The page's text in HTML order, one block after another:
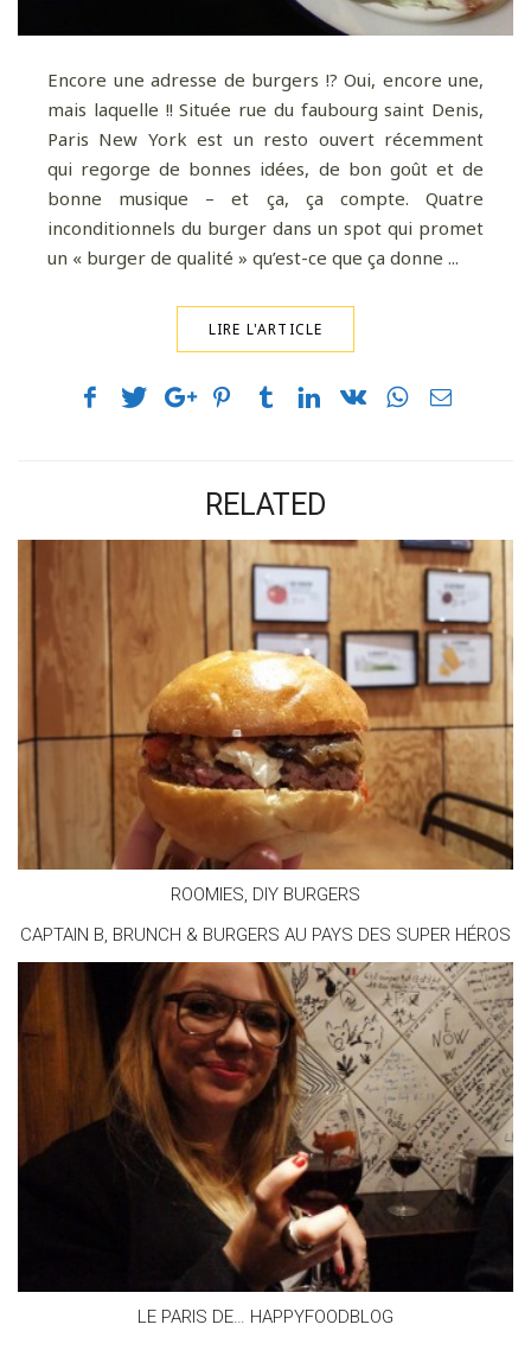
Encore une adresse de burgers !? Oui, encore une,
mais laquelle !! Située rue du faubourg saint Denis,
Paris New York est un resto ouvert récemment
qui regorge de bonnes idées, de bon goût et de
bonne musique – et ça, ça compte. Quatre
inconditionnels du burger dans un spot qui promet
un « burger de qualité » qu’est-ce que ça donne ...
LIRE L'ARTICLE
RELATED
ROOMIES, DIY BURGERS
CAPTAIN B, BRUNCH & BURGERS AU PAYS DES SUPER HÉROS
LE PARIS DE… HAPPYFOODBLOG